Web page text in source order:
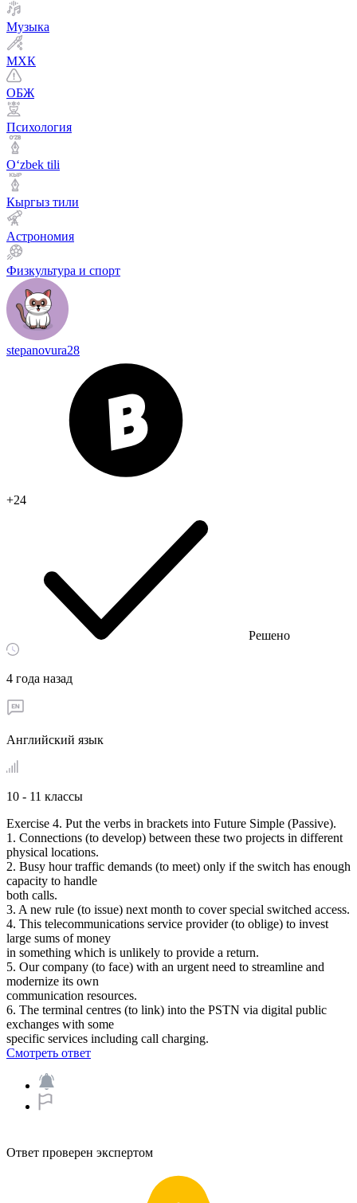
Музыка
МХК
ОБЖ
Психология
Оʻzbek tili
Кыргыз тили
Астрономия
Физкультура и спорт
stepanovura28
+24
Решено
4 года назад
Английский язык
10 - 11 классы
Exercise 4. Put the verbs in brackets into Future Simple (Passive).
1. Connections (to develop) between these two projects in different
physical locations.
2. Busy hour traffic demands (to meet) only if the switch has enough
capacity to handle
both calls.
3. A new rule (to issue) next month to cover special switched access.
4. This telecommunications service provider (to oblige) to invest
large sums of money
in something which is unlikely to provide a return.
5. Our company (to face) with an urgent need to streamline and
modernize its own
communication resources.
6. The terminal centres (to link) into the PSTN via digital public
exchanges with some
specific services including call charging.
Смотреть ответ
Ответ проверен экспертом